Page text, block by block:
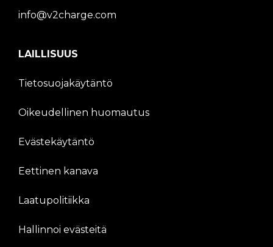
info@v2charge.com
LAILLISUUS
Tietosuojakäytäntö
Oikeudellinen huomautus
Evästekäytäntö
Eettinen kanava
Laatupolitiikka
Hallinnoi evästeitä